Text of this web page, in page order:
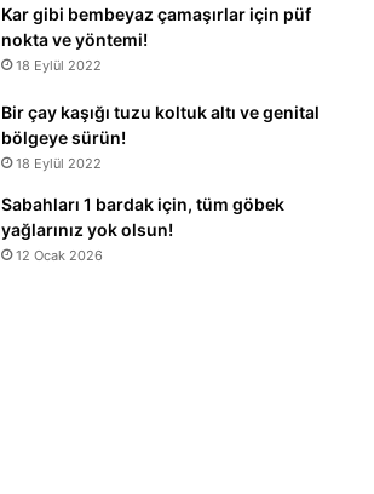
Kar gibi bembeyaz çamaşırlar için püf
nokta ve yöntemi!
18 Eylül 2022
Bir çay kaşığı tuzu koltuk altı ve genital
bölgeye sürün!
18 Eylül 2022
Sabahları 1 bardak için, tüm göbek
yağlarınız yok olsun!
12 Ocak 2026